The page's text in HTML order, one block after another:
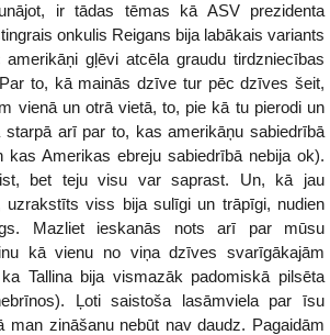
ir tādas tēmas kā ASV prezidenta
onkulis Reigans bija labākais variants
gļēvi atcēla graudu tirdzniecības
to, kā mainās dzīve tur pēc dzīves šeit,
vienā un otrā vietā, to, pie kā tu pierodi un
arī par to, kas amerikāņu sabiedrībā
kas Amerikas ebreju sabiedrībā nebija ok).
bet teju visu var saprast. Un, kā jau
uzrakstīts viss bija sulīgi un trāpīgi, nudien
Mazliet ieskanās nots arī par mūsu
kā vienu no viņa dzīves svarīgākajām
Tallina bija vismazāk padomiskā pilsēta
Ļoti saistoša lasāmviela par īsu
man zināšanu nebūt nav daudz. Pagaidām